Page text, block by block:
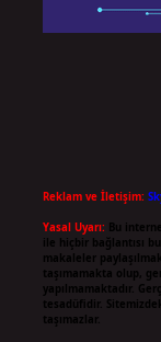
Reklam ve İletişim:
Yasal Uyarı: Bu
ile hiçbir bağlantısı
makaleler
taşımamakta olup,
yapılmamaktadır.
tesadüfidir.
taşımazlar.